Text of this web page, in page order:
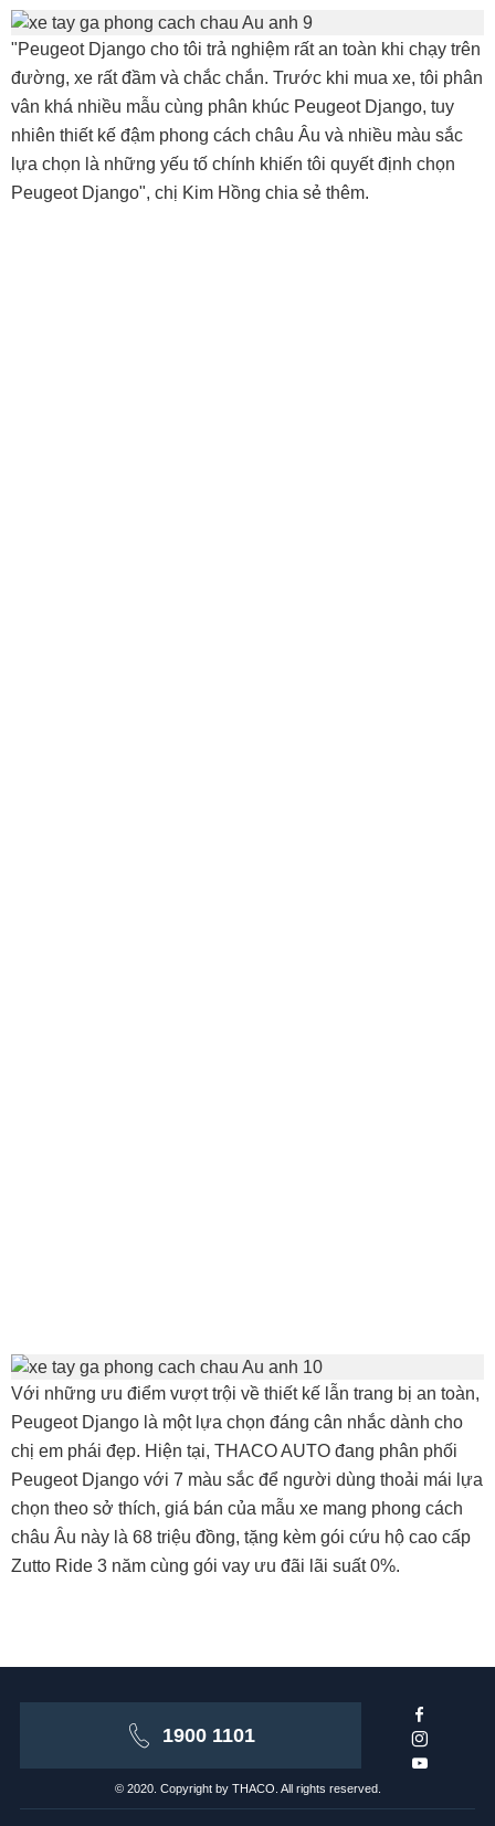
"Peugeot Django cho tôi trả nghiệm rất an toàn khi chạy trên
đường, xe rất đầm và chắc chắn. Trước khi mua xe, tôi phân
vân khá nhiều mẫu cùng phân khúc Peugeot Django, tuy
nhiên thiết kế đậm phong cách châu Âu và nhiều màu sắc
lựa chọn là những yếu tố chính khiến tôi quyết định chọn
Peugeot Django", chị Kim Hồng chia sẻ thêm.
Với những ưu điểm vượt trội về thiết kế lẫn trang bị an toàn,
Peugeot Django là một lựa chọn đáng cân nhắc dành cho
chị em phái đẹp. Hiện tại, THACO AUTO đang phân phối
Peugeot Django với 7 màu sắc để người dùng thoải mái lựa
chọn theo sở thích, giá bán của mẫu xe mang phong cách
châu Âu này là 68 triệu đồng, tặng kèm gói cứu hộ cao cấp
Zutto Ride 3 năm cùng gói vay ưu đãi lãi suất 0%.
1900 1101
© 2020. Copyright by THACO. All rights reserved.